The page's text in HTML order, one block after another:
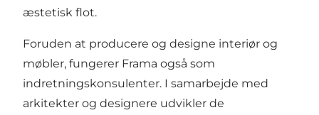
æstetisk flot.
Foruden at producere og designe interiør og
møbler, fungerer Frama også som
indretningskonsulenter. I samarbejde med
arkitekter og designere udvikler de